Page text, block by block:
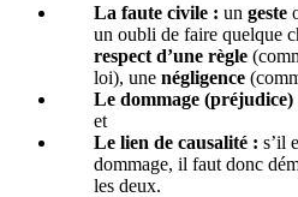
La faute civile : un geste
un oubli de faire quelque
respect d’une règle
loi), une négligence
Le dommage (préjudice)
et
Le lien de causalité : s’il
dommage, il faut donc
les deux.